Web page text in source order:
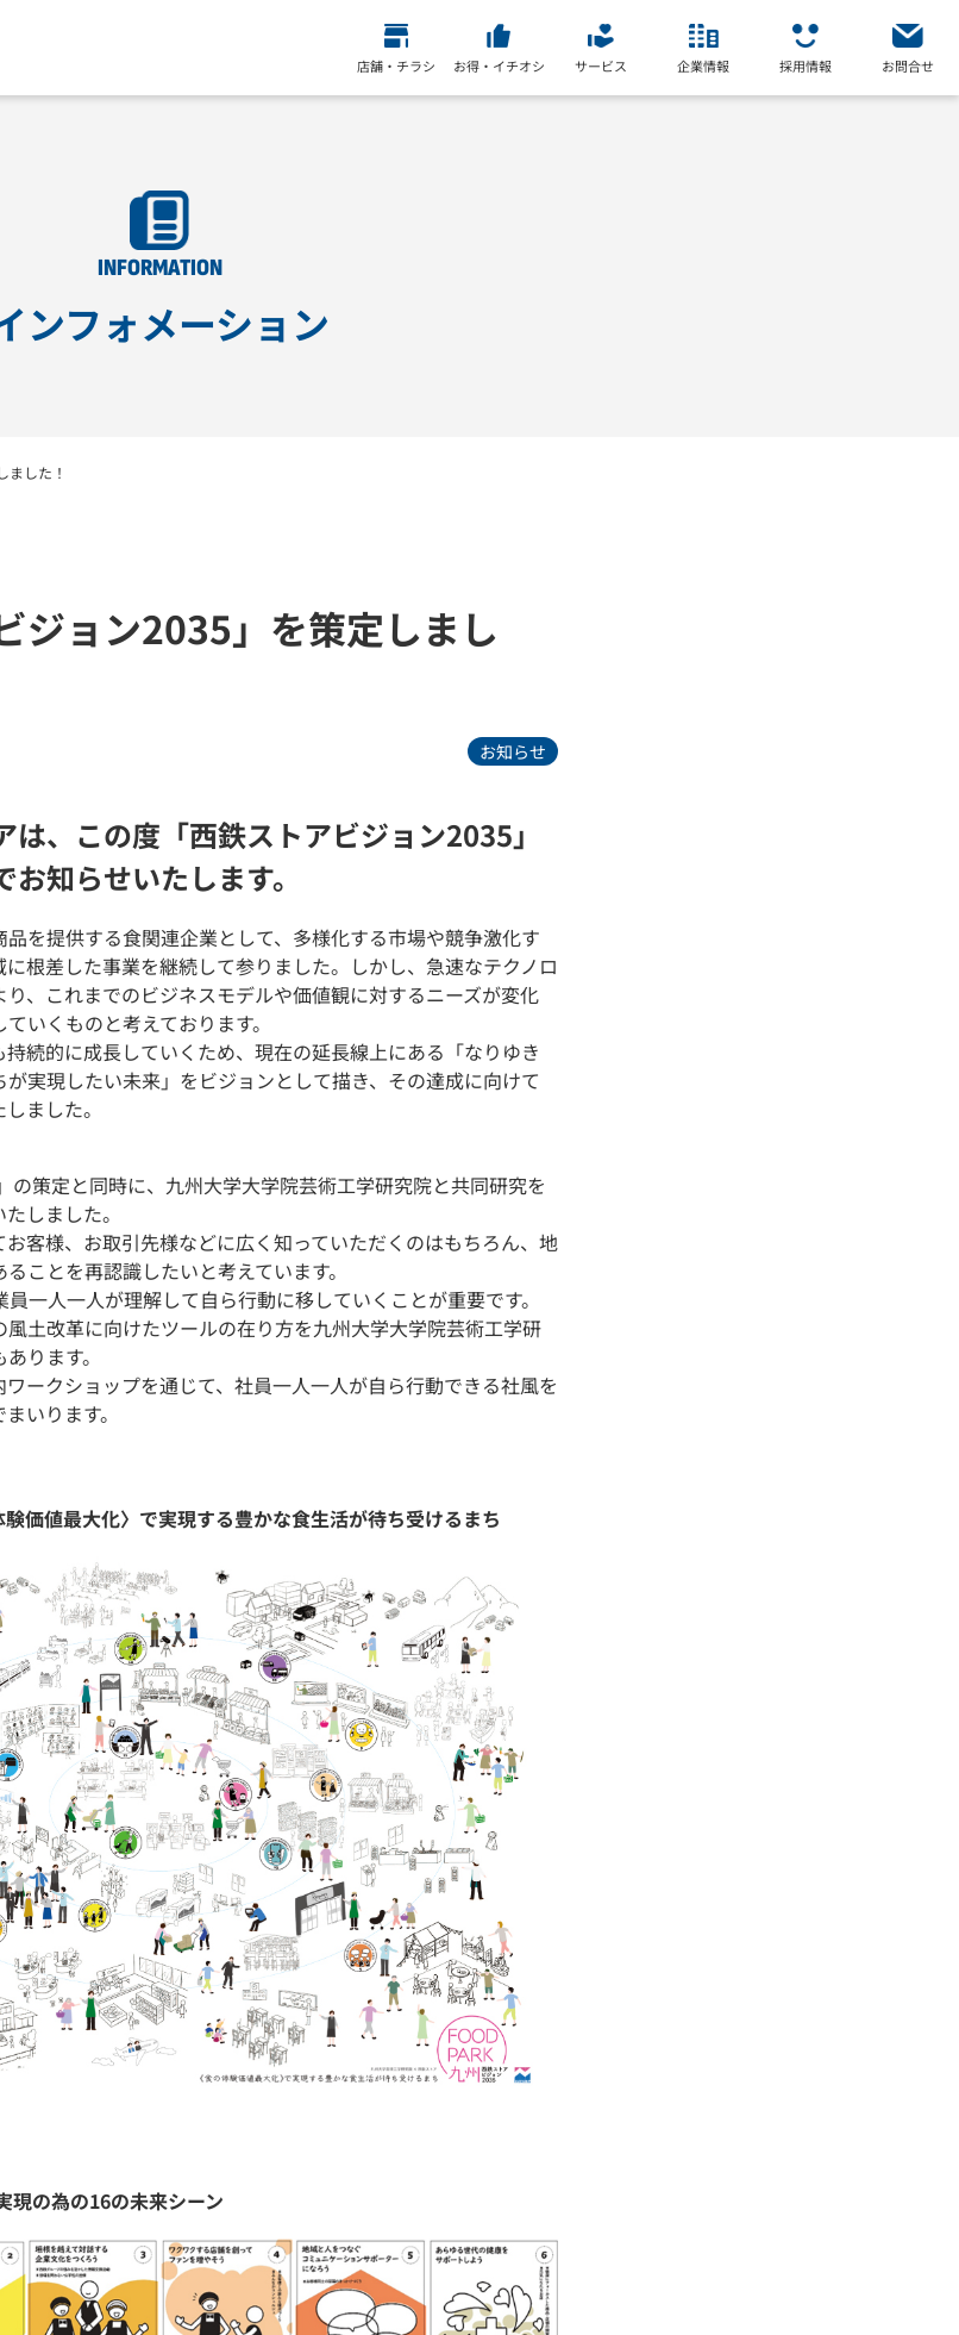
店舗・チラシ お得・イチオシ サービス 企業情報 採用情報 お問合せ
INFORMATION
ンフォメーション
ました！
ジョン2035」を策定しまし
お知らせ
、この度「西鉄ストアビジョン2035」
知らせいたします。
を提供する食関連企業として、多様化する市場や競争激化す
根差した事業を継続して参りました。しかし、急速なテクノロ
、これまでのビジネスモデルや価値観に対するニーズが変化
いくものと考えております。
続的に成長していくため、現在の延長線上にある「なりゆき
実現したい未来」をビジョンとして描き、その達成に向けて
ました。
の策定と同時に、九州大学大学院芸術工学研究院と共同研究を
しました。
客様、お取引先様などに広く知っていただくのはもちろん、地
ことを再認識したいと考えています。
一人一人が理解して自ら行動に移していくことが重要です。
土改革に向けたツールの在り方を九州大学大学院芸術工学研
ります。
ークショップを通じて、社員一人一人が自ら行動できる社風を
いります。
価値最大化〉で実現する豊かな食生活が待ち受けるまち
の為の16の未来シーン